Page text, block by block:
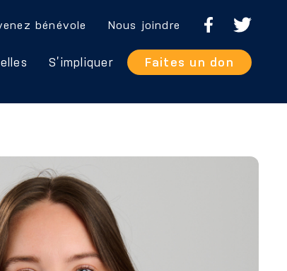
S’impliquer
bénévole Nous joindre
Faites un don